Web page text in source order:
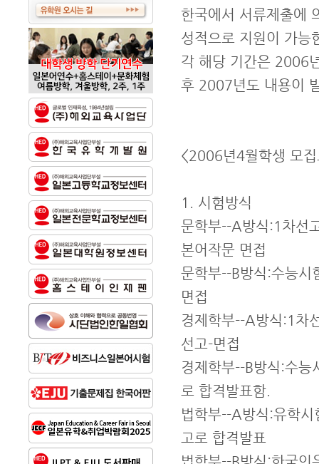
한국에서 서류제출에
성적으로 지원이 가능
각 해당 기간은 2006
후 2007년도 내용이
<2006년4월학생 모
1. 시험방식
문학부--A방식:1차선
본어작문 면접
문학부--B방식:수능시
면접
경제학부--A방식:1차
선고-면접
경제학부--B방식:수
로 합격발표함.
법학부--A방식:유학
고로 합격발표